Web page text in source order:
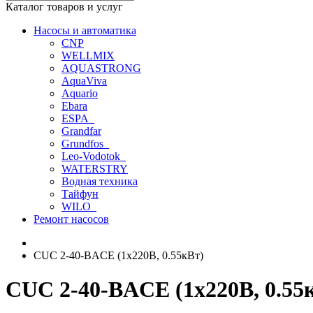
Каталог товаров и услуг
Насосы и автоматика
CNP
WELLMIX
AQUASTRONG
AquaViva
Aquario
Ebara
ESPA_
Grandfar
Grundfos_
Leo-Vodotok_
WATERSTRY
Водная техника
Тайфун
WILO_
Ремонт насосов
CUC 2-40-BACE (1х220В, 0.55кВт)
CUC 2-40-BACE (1х220В,